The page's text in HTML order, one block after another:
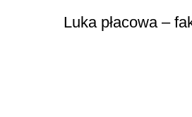
Luka płacowa –